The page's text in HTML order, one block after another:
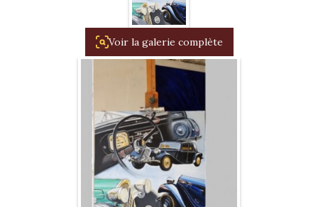
Evolution 11 –
1945/1952
Evolution 11 –
1952/1957
La 15/6 G –
1938/1947
La 15/6 D –
1947/1955
Voir la galerie complète